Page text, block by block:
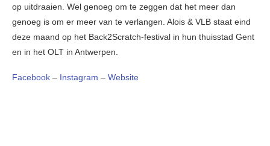
op uitdraaien. Wel genoeg om te zeggen dat het meer dan
genoeg is om er meer van te verlangen. Alois & VLB staat eind
deze maand op het Back2Scratch-festival in hun thuisstad Gent
en in het OLT in Antwerpen.
Facebook – Instagram – Website